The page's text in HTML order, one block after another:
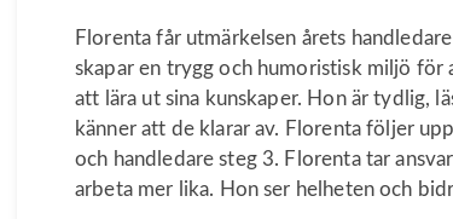
Florenta får utmärkelsen årets
skapar en trygg och humoristisk miljö
att lära ut sina kunskaper. Hon är tydlig,
känner att de klarar av. Florenta följer
och handledare steg 3. Florenta tar
arbeta mer lika. Hon ser helheten och